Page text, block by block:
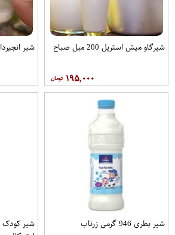
شیرگاو میش استریل 200 میل صباح
۱۹۵,۰۰۰
شیر
شیر بطری 946 گرمی زرناب